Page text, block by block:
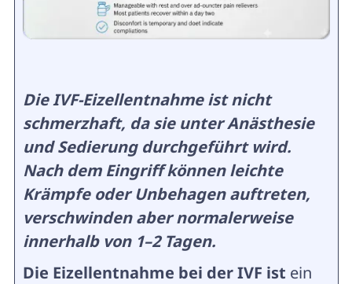
Die IVF-Eizellentnahme ist nicht
schmerzhaft, da sie unter Anästhesie
und Sedierung durchgeführt wird.
Nach dem Eingriff können leichte
Krämpfe oder Unbehagen auftreten,
verschwinden aber normalerweise
innerhalb von 1–2 Tagen.
Die Eizellentnahme bei der IVF ist ein